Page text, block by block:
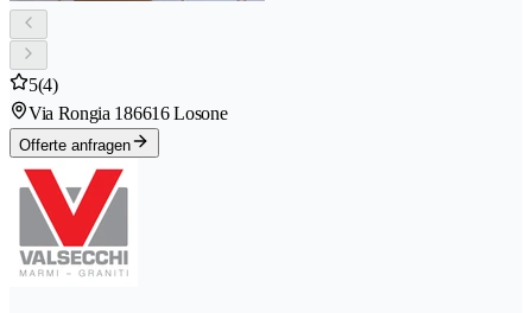
5(4)
Via Rongia 186616 Losone
Offerte anfragen